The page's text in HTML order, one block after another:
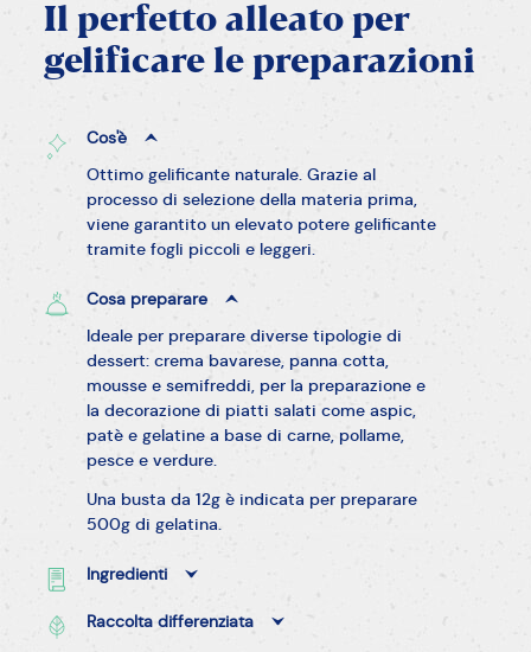
Il perfetto alleato per
gelificare le preparazioni
Cos'è
Ottimo gelificante naturale. Grazie al
processo di selezione della materia prima,
viene garantito un elevato potere gelificante
tramite fogli piccoli e leggeri.
Cosa preparare
Ideale per preparare diverse tipologie di
dessert: crema bavarese, panna cotta,
mousse e semifreddi, per la preparazione e
la decorazione di piatti salati come aspic,
patè e gelatine a base di carne, pollame,
pesce e verdure.
Una busta da 12g è indicata per preparare
500g di gelatina.
Ingredienti
Raccolta differenziata